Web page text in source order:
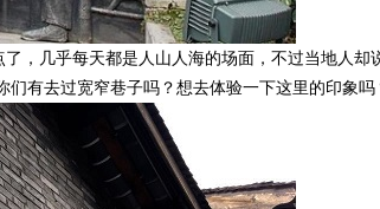
几乎每天都是人山人海的场面，不过当地人却
有去过宽窄巷子吗？想去体验一下这里的印象吗